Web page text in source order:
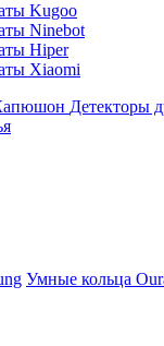
Kugoo
Ninebot
Hiper
Xiaomi
Детекторы
Умные кольца